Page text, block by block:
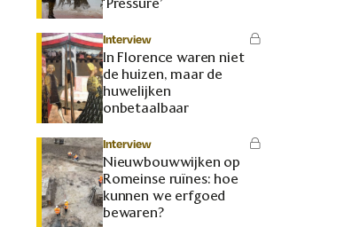
‘Pressure’
Interview
In Florence waren niet
de huizen, maar de
huwelijken
onbetaalbaar
Interview
Nieuwbouwwijken op
Romeinse ruïnes: hoe
kunnen we erfgoed
bewaren?